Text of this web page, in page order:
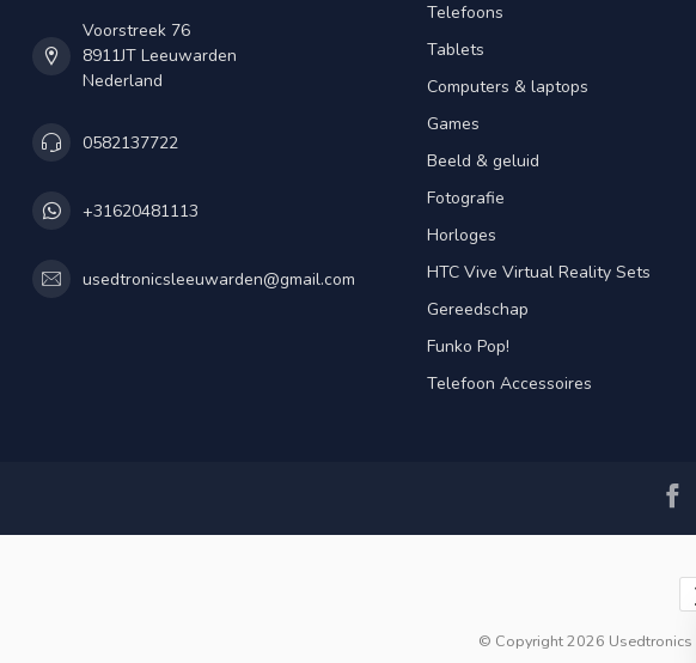
Voorstreek 76
8911JT Leeuwarden
Nederland
0582137722
+31620481113
usedtronicsleeuwarden@gmail.com
Telefoons
Tablets
Computers & laptops
Games
Beeld & geluid
Fotografie
Horloges
HTC Vive Virtual Reality Sets
Gereedschap
Funko Pop!
Telefoon Accessoires
© Copyright 2026 Usedtronics